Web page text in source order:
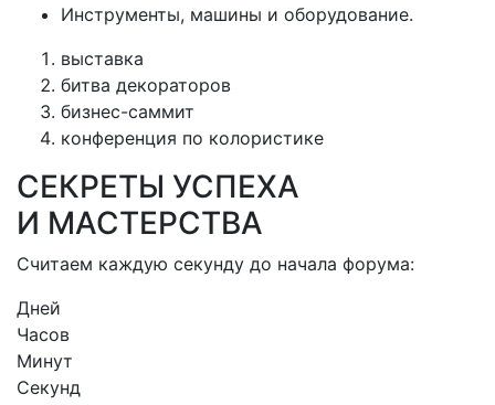
Инструменты, машины и оборудование.
выставка
битва декораторов
бизнес-саммит
конференция по колористике
СЕКРЕТЫ УСПЕХА
И МАСТЕРСТВА
Считаем каждую секунду до начала форума:
Дней
Часов
Минут
Секунд